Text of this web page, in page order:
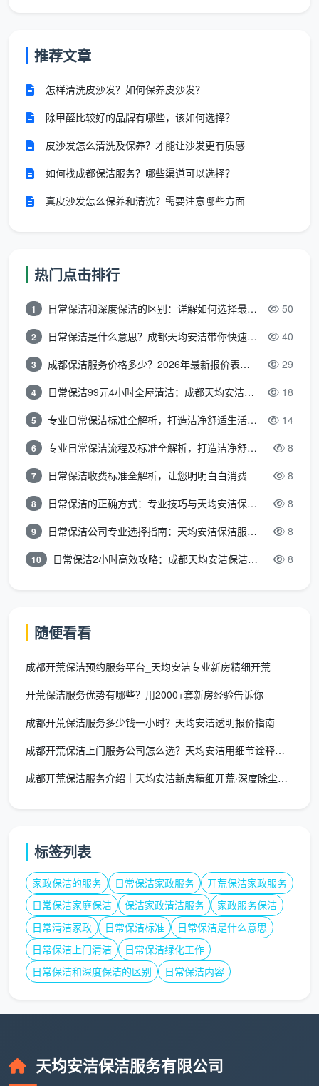
室）使用不同颜色毛巾，杜绝交叉污染；对不锈钢、
又护面。
高温深度清洁：针对沙发、床垫、窗帘等布艺软装，
引入高温蒸汽设备，物理除螨消毒，减少化学制剂依
型特点和装修主材特性的长期摸索。
于形式
开荒保洁与精保洁的效果，最终取决于执行的人。
很多保洁看似低价，但工具简陋、分区混乱，容易出现
玻璃刮花、实木泡水等后续问题。判断一家服务团队是
否靠谱，可以观察三点：一看清洁工具是否分区分色、
有无大功率吸尘设备；二看是否明示流程标准，而非口
头打包票；三看对特殊材质的保护措施是否到位。
成都天均安洁保洁的服务团队在入户前会进行装修
的时间与沟通成本。
五、常见疑问与长尾需求覆盖
完毕、窗帘安装后的一周内进行，此时环境已趋于稳
定，精保洁效果保持更久。
精保洁包含擦玻璃和擦灯吗？是的，成都天均安洁
服务范围：目前团队覆盖锦江、青羊、武侯、成华、
金牛、高新及周边新都、双流部分区域，新房开荒、
旧居深度清洁均可服务。
综合来看，开荒保洁与精保洁绝非简单的两次打
扫，而是装修交付到安心入住之间不可省略的双重保
障。粗糙由开荒终结，细腻由精保洁赋予——先还原空
子。
推荐文章
怎样清洗皮沙发？如何保养皮沙发？
除甲醛比较好的品牌有哪些，该如何选择？
皮沙发怎么清洗及保养？才能让沙发更有质感
如何找成都保洁服务？哪些渠道可以选择？
真皮沙发怎么保养和清洗？需要注意哪些方面
热门点击排行
1 日常保洁和深度保洁的区别：详解如何选择最适合的清洁服务 50
2 日常保洁是什么意思？成都天均安洁带你快速区分“日常vs深度vs开荒” 40
3 成都保洁服务价格多少？2026年最新报价表来了，这一篇看透所有费用 29
4 日常保洁99元4小时全屋清洁：成都天均安洁保洁超值服务全解析 18
5 专业日常保洁标准全解析，打造洁净舒适生活空间 14
6 专业日常保洁流程及标准全解析，打造洁净舒适环境 8
7 日常保洁收费标准全解析，让您明明白白消费 8
8 日常保洁的正确方式：专业技巧与天均安洁保洁服务全解析 8
9 日常保洁公司专业选择指南：天均安洁保洁服务全解析 8
10 日常保洁2小时高效攻略：成都天均安洁保洁专业时间管理方案 8
随便看看
成都开荒保洁预约服务平台_天均安洁专业新房精细开荒
开荒保洁服务优势有哪些？用2000+套新房经验告诉你
成都开荒保洁服务多少钱一小时？天均安洁透明报价指南
成都开荒保洁上门服务公司怎么选？天均安洁用细节诠释专业开荒
成都开荒保洁服务介绍｜天均安洁新房精细开荒·深度除尘除胶
标签列表
家政保洁的服务 日常保洁家政服务
开荒保洁家政服务
日常保洁家庭保洁
保洁家政清洁服务
家政服务保洁
日常清洁家政
日常保洁标准
日常保洁是什么意思
日常保洁上门清洁
日常保洁绿化工作
日常保洁和深度保洁的区别
日常保洁内容
天均安洁保洁服务有限公司